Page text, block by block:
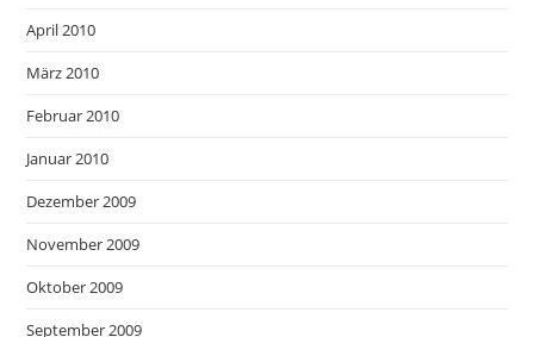
April 2010
März 2010
Februar 2010
Januar 2010
Dezember 2009
November 2009
Oktober 2009
September 2009